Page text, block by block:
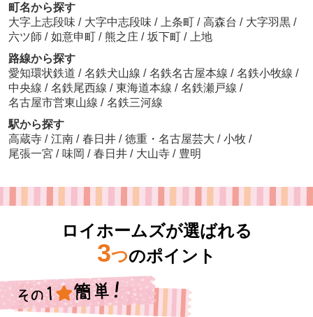
町名から探す
大字上志段味 / 大字中志段味 / 上条町 / 高森台 / 大字羽黒 /
六ツ師 / 如意申町 / 熊之庄 / 坂下町 /
上地
路線から探す
愛知環状鉄道 / 名鉄犬山線 / 名鉄名古屋本線 / 名鉄小牧線 /
中央線 / 名鉄尾西線 / 東海道本線 / 名鉄瀬戸線 /
名古屋市営東山線 / 名鉄三河線
駅から探す
高蔵寺 / 江南 / 春日井 / 徳重・名古屋芸大 / 小牧 /
尾張一宮 / 味岡 / 春日井 / 大山寺 / 豊明
ロイホームズが選ばれる
3つのポイント